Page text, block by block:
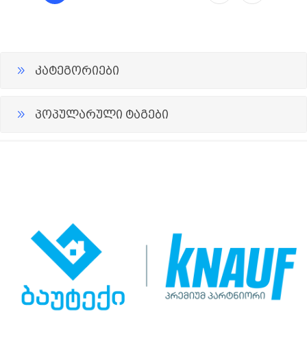
კატეგორიები
პოპულარული ტაგები